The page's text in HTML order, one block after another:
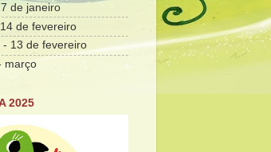
de janeiro
de fevereiro
- 13 de fevereiro
março
2025